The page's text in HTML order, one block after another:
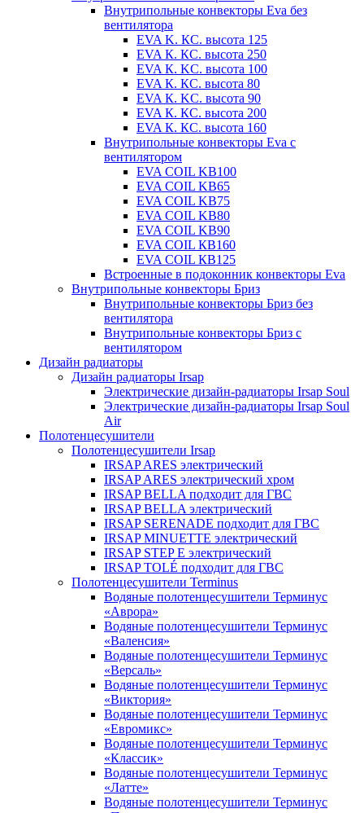
Внутрипольные конвекторы Eva без
вентилятора
EVA K. КС. высота 125
EVA К. КС. высота 250
EVA К. KС. высота 100
EVA К. КС. высота 80
EVA К. KC. высота 90
EVA К. КС. высота 200
EVA К. КС. высота 160
Внутрипольные конвекторы Eva с
вентилятором
EVA COIL KB100
EVA COIL KB65
EVA COIL KB75
EVA COIL KB80
EVA COIL KB90
EVA COIL КВ160
EVA COIL КВ125
Встроенные в подоконник конвекторы Eva
Внутрипольные конвекторы Бриз
Внутрипольные конвекторы Бриз без
вентилятора
Внутрипольные конвекторы Бриз с
вентилятором
Дизайн радиаторы
Дизайн радиаторы Irsap
Электрические дизайн-радиаторы Irsap Soul
Электрические дизайн-радиаторы Irsap Soul
Air
Полотенцесушители
Полотенцесушители Irsap
IRSAP ARES электрический
IRSAP ARES электрический хром
IRSAP BELLA подходит для ГВС
IRSAP BELLA электрический
IRSAP SERENADE подходит для ГВС
IRSAP MINUETTE электрический
IRSAP STEP E электрический
IRSAP TOLÉ подходит для ГВС
Полотенцесушители Terminus
Водяные полотенцесушители Терминус
«Аврора»
Водяные полотенцесушители Терминус
«Валенсия»
Водяные полотенцесушители Терминус
«Версаль»
Водяные полотенцесушители Терминус
«Виктория»
Водяные полотенцесушители Терминус
«Евромикс»
Водяные полотенцесушители Терминус
«Классик»
Водяные полотенцесушители Терминус
«Латте»
Водяные полотенцесушители Терминус